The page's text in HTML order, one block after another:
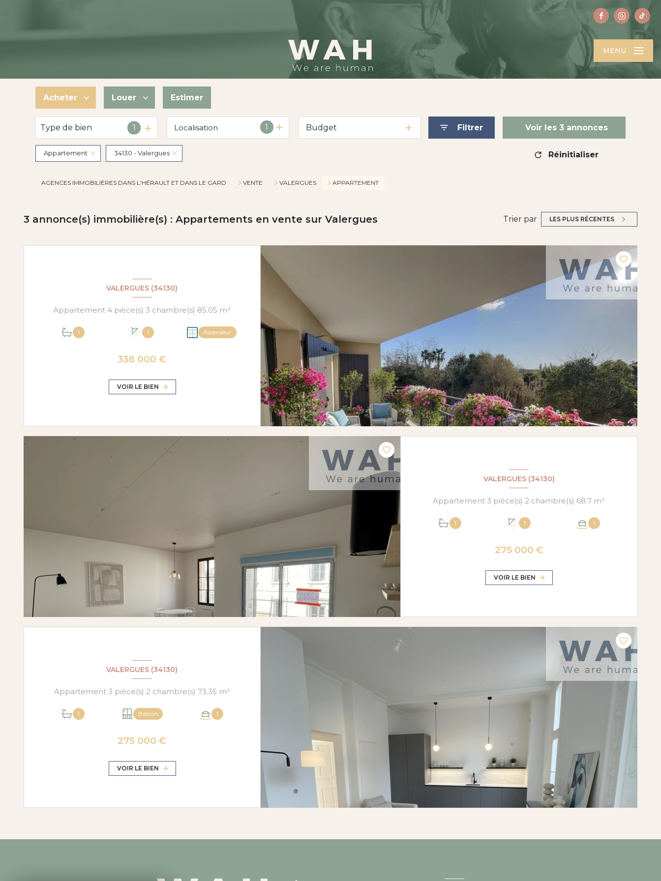
MENU
Acheter
De l'ancien
De l'immo pro
Louer
à l'année
De l'immo pro
Estimer
Type de bien 1 1
Localisation Budget Filtrer Voir les 3 annonces
Appartement 34130 - Valergues Réinitialiser
AGENCES IMMOBILIÈRES DANS L'HÉRAULT ET DANS LE GARD VENTE VALERGUES APPARTEMENT
3 annonce(s) immobilière(s) : Appartements en vente sur Valergues Trier par LES PLUS RÉCENTES
VALERGUES (34130)
Appartement 4 pièce(s) 3 chambre(s) 85.05 m²
1 1 Ascenseur
338 000 €
VOIR LE BIEN
VALERGUES (34130)
Appartement 3 pièce(s) 2 chambre(s) 68.7 m²
1 1 1
275 000 €
VOIR LE BIEN
VALERGUES (34130)
Appartement 3 pièce(s) 2 chambre(s) 73.35 m²
1 Balcon 1
275 000 €
VOIR LE BIEN